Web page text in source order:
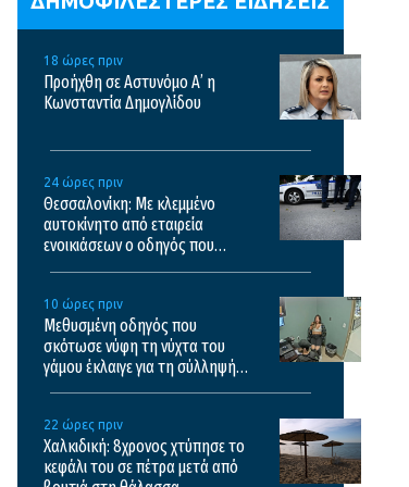
18 ώρες πριν
Προήχθη σε Αστυνόμο Α’ η
Κωνσταντία Δημογλίδου
24 ώρες πριν
Θεσσαλονίκη: Με κλεμμένο
αυτοκίνητο από εταιρεία
ενοικιάσεων ο οδηγός που
10 ώρες πριν
Μεθυσμένη οδηγός που
σκότωσε νύφη τη νύχτα του
γάμου έκλαιγε για τη σύλληψή
22 ώρες πριν
Χαλκιδική: 8χρονος χτύπησε το
κεφάλι του σε πέτρα μετά από